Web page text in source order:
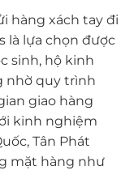
hàng xách tay đi
là lựa chọn được
sinh, hộ kinh
nhờ quy trình
giao hàng
kinh nghiệm
Tân Phát
mặt hàng như